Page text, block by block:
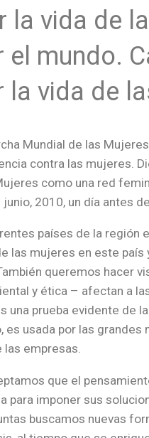
la vida de
el mundo.
la vida de
Mundial de las
contra las mujeres.
como una red
2010, un día antes
países de la región
las mujeres en este
queremos hacer
y ética – afectan a
una prueba evidente de
es usada por las
las empresas.
que el
para imponer sus
buscamos nuevas